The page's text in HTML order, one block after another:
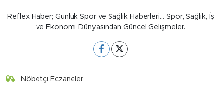
Reflex Haber; Günlük Spor ve Sağlık Haberleri... Spor, Sağlık, İş
ve Ekonomi Dünyasından Güncel Gelişmeler.
Nöbetçi Eczaneler